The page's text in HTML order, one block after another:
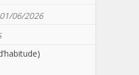
01/06/2026